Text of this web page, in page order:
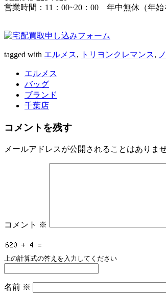
営業時間：11：00~20：00 年中無休（年始
tagged with エルメス, トリヨンクレマンス,
エルメス
バッグ
ブランド
千葉店
コメントを残す
メールアドレスが公開されることはありませ
コメント ※
上の計算式の答えを入力してください
名前 ※